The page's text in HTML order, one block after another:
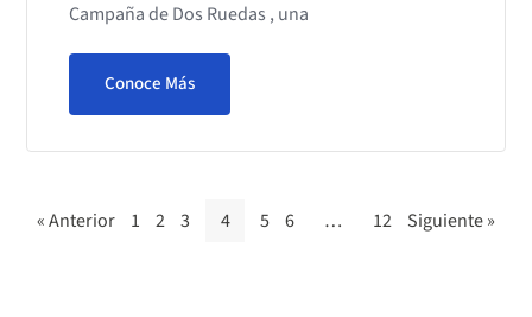
Campaña de Dos Ruedas , una
Conoce Más
« Anterior 1 2 3 4 5 6 … 12 Siguiente »